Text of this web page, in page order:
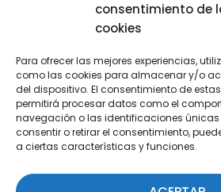
consentimiento de
cookies
Para ofrecer las mejores experiencias,
como las cookies para almacenar y/o
del dispositivo. El consentimiento de
permitirá procesar datos como el
navegación o las identificaciones únicas
consentir o retirar el consentimiento,
a ciertas características y funciones.
info@apte.org
Encuéntranos
C/Marie Curie, 35
29590 Campanillas,